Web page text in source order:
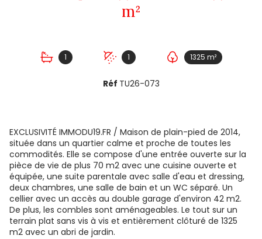
m²
1 1 1325 m²
Réf TU26-073
EXCLUSIVITÉ IMMODU19.FR / Maison de plain-pied de 2014,
située dans un quartier calme et proche de toutes les
commodités. Elle se compose d'une entrée ouverte sur la
pièce de vie de plus 70 m2 avec une cuisine ouverte et
équipée, une suite parentale avec salle d'eau et dressing,
deux chambres, une salle de bain et un WC séparé. Un
cellier avec un accès au double garage d'environ 42 m2.
De plus, les combles sont aménageables. Le tout sur un
terrain plat sans vis à vis et entièrement clôturé de 1325
m2 avec un abri de jardin.